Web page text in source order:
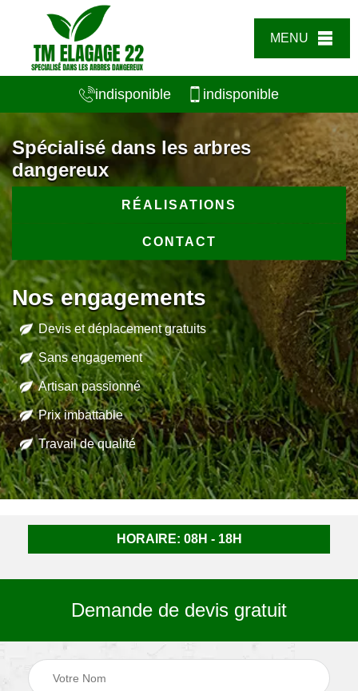
MENU
indisponible indisponible
Spécialisé dans les arbres
dangereux
RÉALISATIONS
CONTACT
Nos engagements
Devis et déplacement gratuits
Sans engagement
Artisan passionné
Prix imbattable
Travail de qualité
HORAIRE: 08H - 18H
Demande de devis gratuit